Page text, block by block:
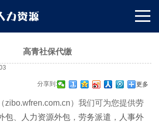
高青社保代缴
分享到: 更多
（zibo.wfren.com.cn）我们可为您提供劳
包 人力资源外包 ， 劳务派遣 ，
人事外